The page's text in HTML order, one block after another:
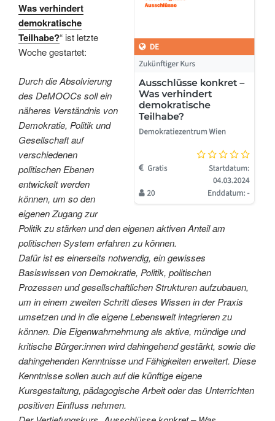
Was verhindert
demokratische
Teilhabe?“ ist letzte
Woche gestartet:
Durch die Absolvierung
des DeMOOCs soll ein
näheres Verständnis von
Demokratie, Politik und
Gesellschaft auf
verschiedenen
politischen Ebenen
entwickelt werden
können, um so den
eigenen Zugang zur
Politik zu stärken und den eigenen aktiven Anteil am
politischen System erfahren zu können.
Dafür ist es einerseits notwendig, ein gewisses
Basiswissen von Demokratie, Politik, politischen
Prozessen und gesellschaftlichen Strukturen aufzubauen,
um in einem zweiten Schritt dieses Wissen in der Praxis
umsetzen und in die eigene Lebenswelt integrieren zu
können. Die Eigenwahrnehmung als aktive, mündige und
kritische Bürger:innen wird dahingehend gestärkt, sowie die
dahingehenden Kenntnisse und Fähigkeiten erweitert. Diese
Kenntnisse sollen auch auf die künftige eigene
Kursgestaltung, pädagogische Arbeit oder das Unterrichten
positiven Einfluss nehmen.